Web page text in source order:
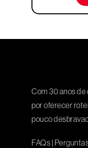
Com 30 anos
por oferecer
pouco
FAQs |